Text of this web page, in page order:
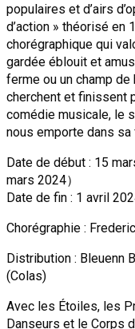
populaires et d’airs
d’action » théorisé en
chorégraphique qui
gardée éblouit et
ferme ou un champ
cherchent et finissent
comédie musicale, le
nous emporte dans
Date de début : 15
mars 2024）
Date de fin : 1 avril
Chorégraphie :
Distribution : Bleuenn
(Colas)
Avec les Étoiles, les
Danseurs et le Corps